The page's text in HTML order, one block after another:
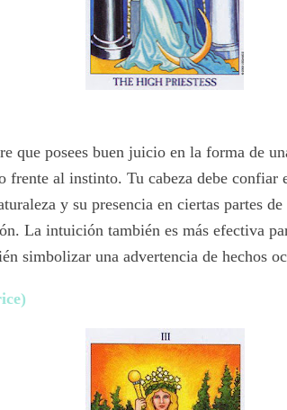
que posees buen juicio en la forma de
frente al instinto. Tu cabeza debe
y su presencia en ciertas partes
La intuición también es más efectiva
simbolizar una advertencia de hechos